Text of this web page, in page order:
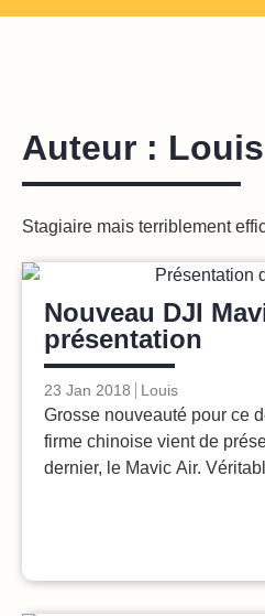
Auteur : Louis
Stagiaire mais terriblement
Nouveau DJI
présentation
23 Jan 2018 Louis
Grosse nouveauté pour ce
firme chinoise vient de
dernier, le Mavic Air.